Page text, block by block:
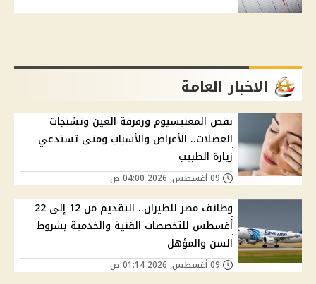
الاخبار العامة
نقص المغنيسيوم ورفرفة العين وتشنجات
العضلات.. الأعراض والأسباب ومتى تستدعي
زيارة الطبيب
وظائف مصر للطيران.. التقديم من 12 إلى 22
أغسطس للتخصصات الفنية والخدمية بشروط
السن والمؤهل